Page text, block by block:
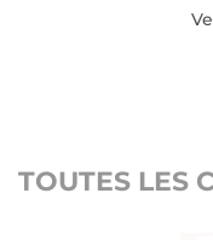
TOUTES LES